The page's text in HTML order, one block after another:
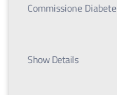
Commissione Diabete
Show Details